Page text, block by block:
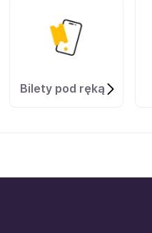
Bilety pod ręką